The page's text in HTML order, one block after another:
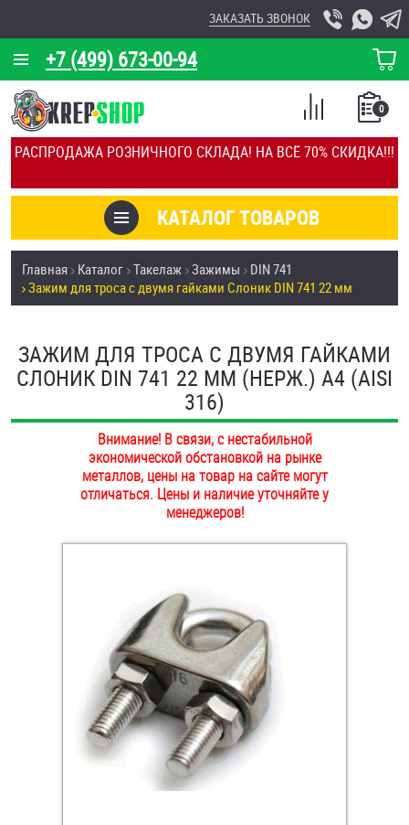
РАСПРОДАЖА РОЗНИЧНОГО СКЛАДА! НА ВСЁ 70% СКИДКА!!!
+7 (499) 673-00-94
ЗАКАЗАТЬ ЗВОНОК
КОРЗИНА
О КОМПАНИИ
КАЛЬКУЛЯТОР
ОТЗЫВЫ
УСЛУГИ
СКИДКИ
ОПТ
ПОКУПАТЕЛЯМ
ОПЛАТА И ДОСТАВКА
НАШИ МАГАЗИНЫ
КАТАЛОГ ТОВАРОВ
0
СПИСОК
СРАВНЕНИЕ
Товары со скидкой
Анкеры
Антивандальный крепёж, инструмент
Заклепки (Гайки-Заклепки)
Инструмент
Крюки, кольца с метрической резьбой
Главная Каталог Такелаж Зажимы
DIN 741
Зажим для троса с двумя гайками Слоник DIN 741 22 мм
ЗАЖИМ ДЛЯ ТРОСА С ДВУМЯ ГАЙКАМИ
СЛОНИК DIN 741 22 ММ (НЕРЖ.) A4 (AISI
316)
Внимание! В связи, с нестабильной
экономической обстановкой на рынке
металлов, цены на товар на сайте могут
отличаться. Цены и наличие уточняйте у
менеджеров!